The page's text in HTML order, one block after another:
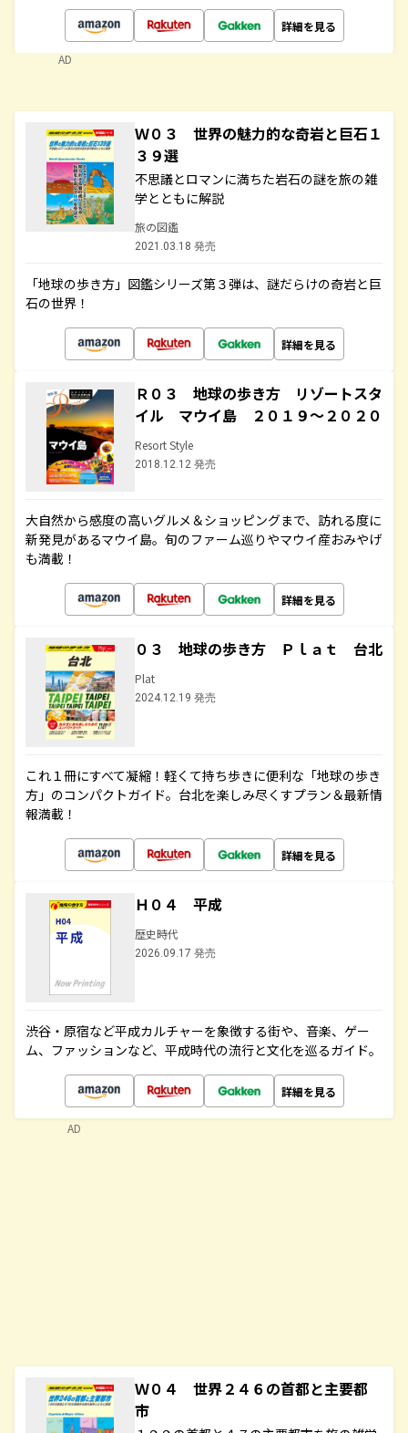
詳細を見る
AD
Ｗ０３ 世界の魅力的な奇岩と巨石１
３９選
不思議とロマンに満ちた岩石の謎を旅の雑
学とともに解説
旅の図鑑
2021.03.18 発売
「地球の歩き方」図鑑シリーズ第３弾は、謎だらけの奇岩と巨
石の世界！
詳細を見る
Ｒ０３ 地球の歩き方 リゾートスタ
イル マウイ島 ２０１９～２０２０
Resort Style
2018.12.12 発売
大自然から感度の高いグルメ＆ショッピングまで、訪れる度に
新発見があるマウイ島。旬のファーム巡りやマウイ産おみやげ
も満載！
詳細を見る
０３ 地球の歩き方 Ｐｌａｔ 台北
Plat
2024.12.19 発売
これ１冊にすべて凝縮！軽くて持ち歩きに便利な「地球の歩き
方」のコンパクトガイド。台北を楽しみ尽くすプラン＆最新情
報満載！
詳細を見る
Ｈ０４ 平成
歴史時代
2026.09.17 発売
渋谷・原宿など平成カルチャーを象徴する街や、音楽、ゲー
ム、ファッションなど、平成時代の流行と文化を巡るガイド。
詳細を見る
Ｗ０４ 世界２４６の首都と主要都
市
AD